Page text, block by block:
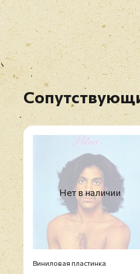
Нет в наличии
Виниловая пластинка